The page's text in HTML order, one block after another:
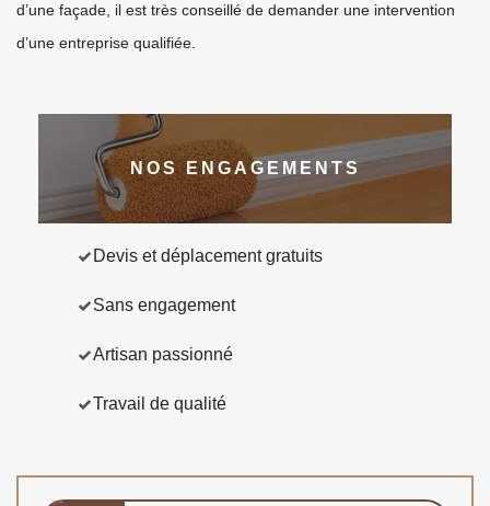
d’une façade, il est très conseillé de demander une intervention
d’une entreprise qualifiée.
NOS ENGAGEMENTS
Devis et déplacement gratuits
Sans engagement
Artisan passionné
Travail de qualité